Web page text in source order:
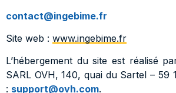
contact@ingebime.fr
Site web : www.ingebime.fr
L’hébergement du site est réalisé
SARL OVH, 140, quai du Sartel – 59
: support@ovh.com.